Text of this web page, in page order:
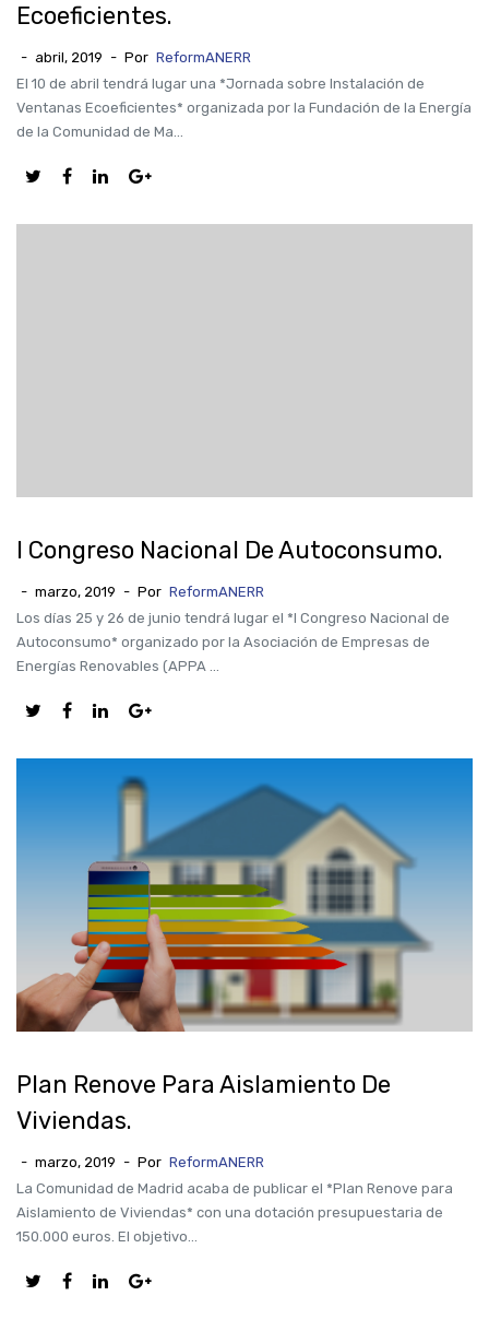
Ecoeficientes.
- abril, 2019 - Por ReformANERR
El 10 de abril tendrá lugar una *Jornada sobre Instalación de
Ventanas Ecoeficientes* organizada por la Fundación de la Energía
de la Comunidad de Ma...
I Congreso Nacional De Autoconsumo.
- marzo, 2019 - Por ReformANERR
Los días 25 y 26 de junio tendrá lugar el *I Congreso Nacional de
Autoconsumo* organizado por la Asociación de Empresas de
Energías Renovables (APPA ...
Plan Renove Para Aislamiento De
Viviendas.
- marzo, 2019 - Por ReformANERR
La Comunidad de Madrid acaba de publicar el *Plan Renove para
Aislamiento de Viviendas* con una dotación presupuestaria de
150.000 euros. El objetivo...